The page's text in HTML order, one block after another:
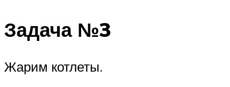
Задача №3
Жарим котлеты.